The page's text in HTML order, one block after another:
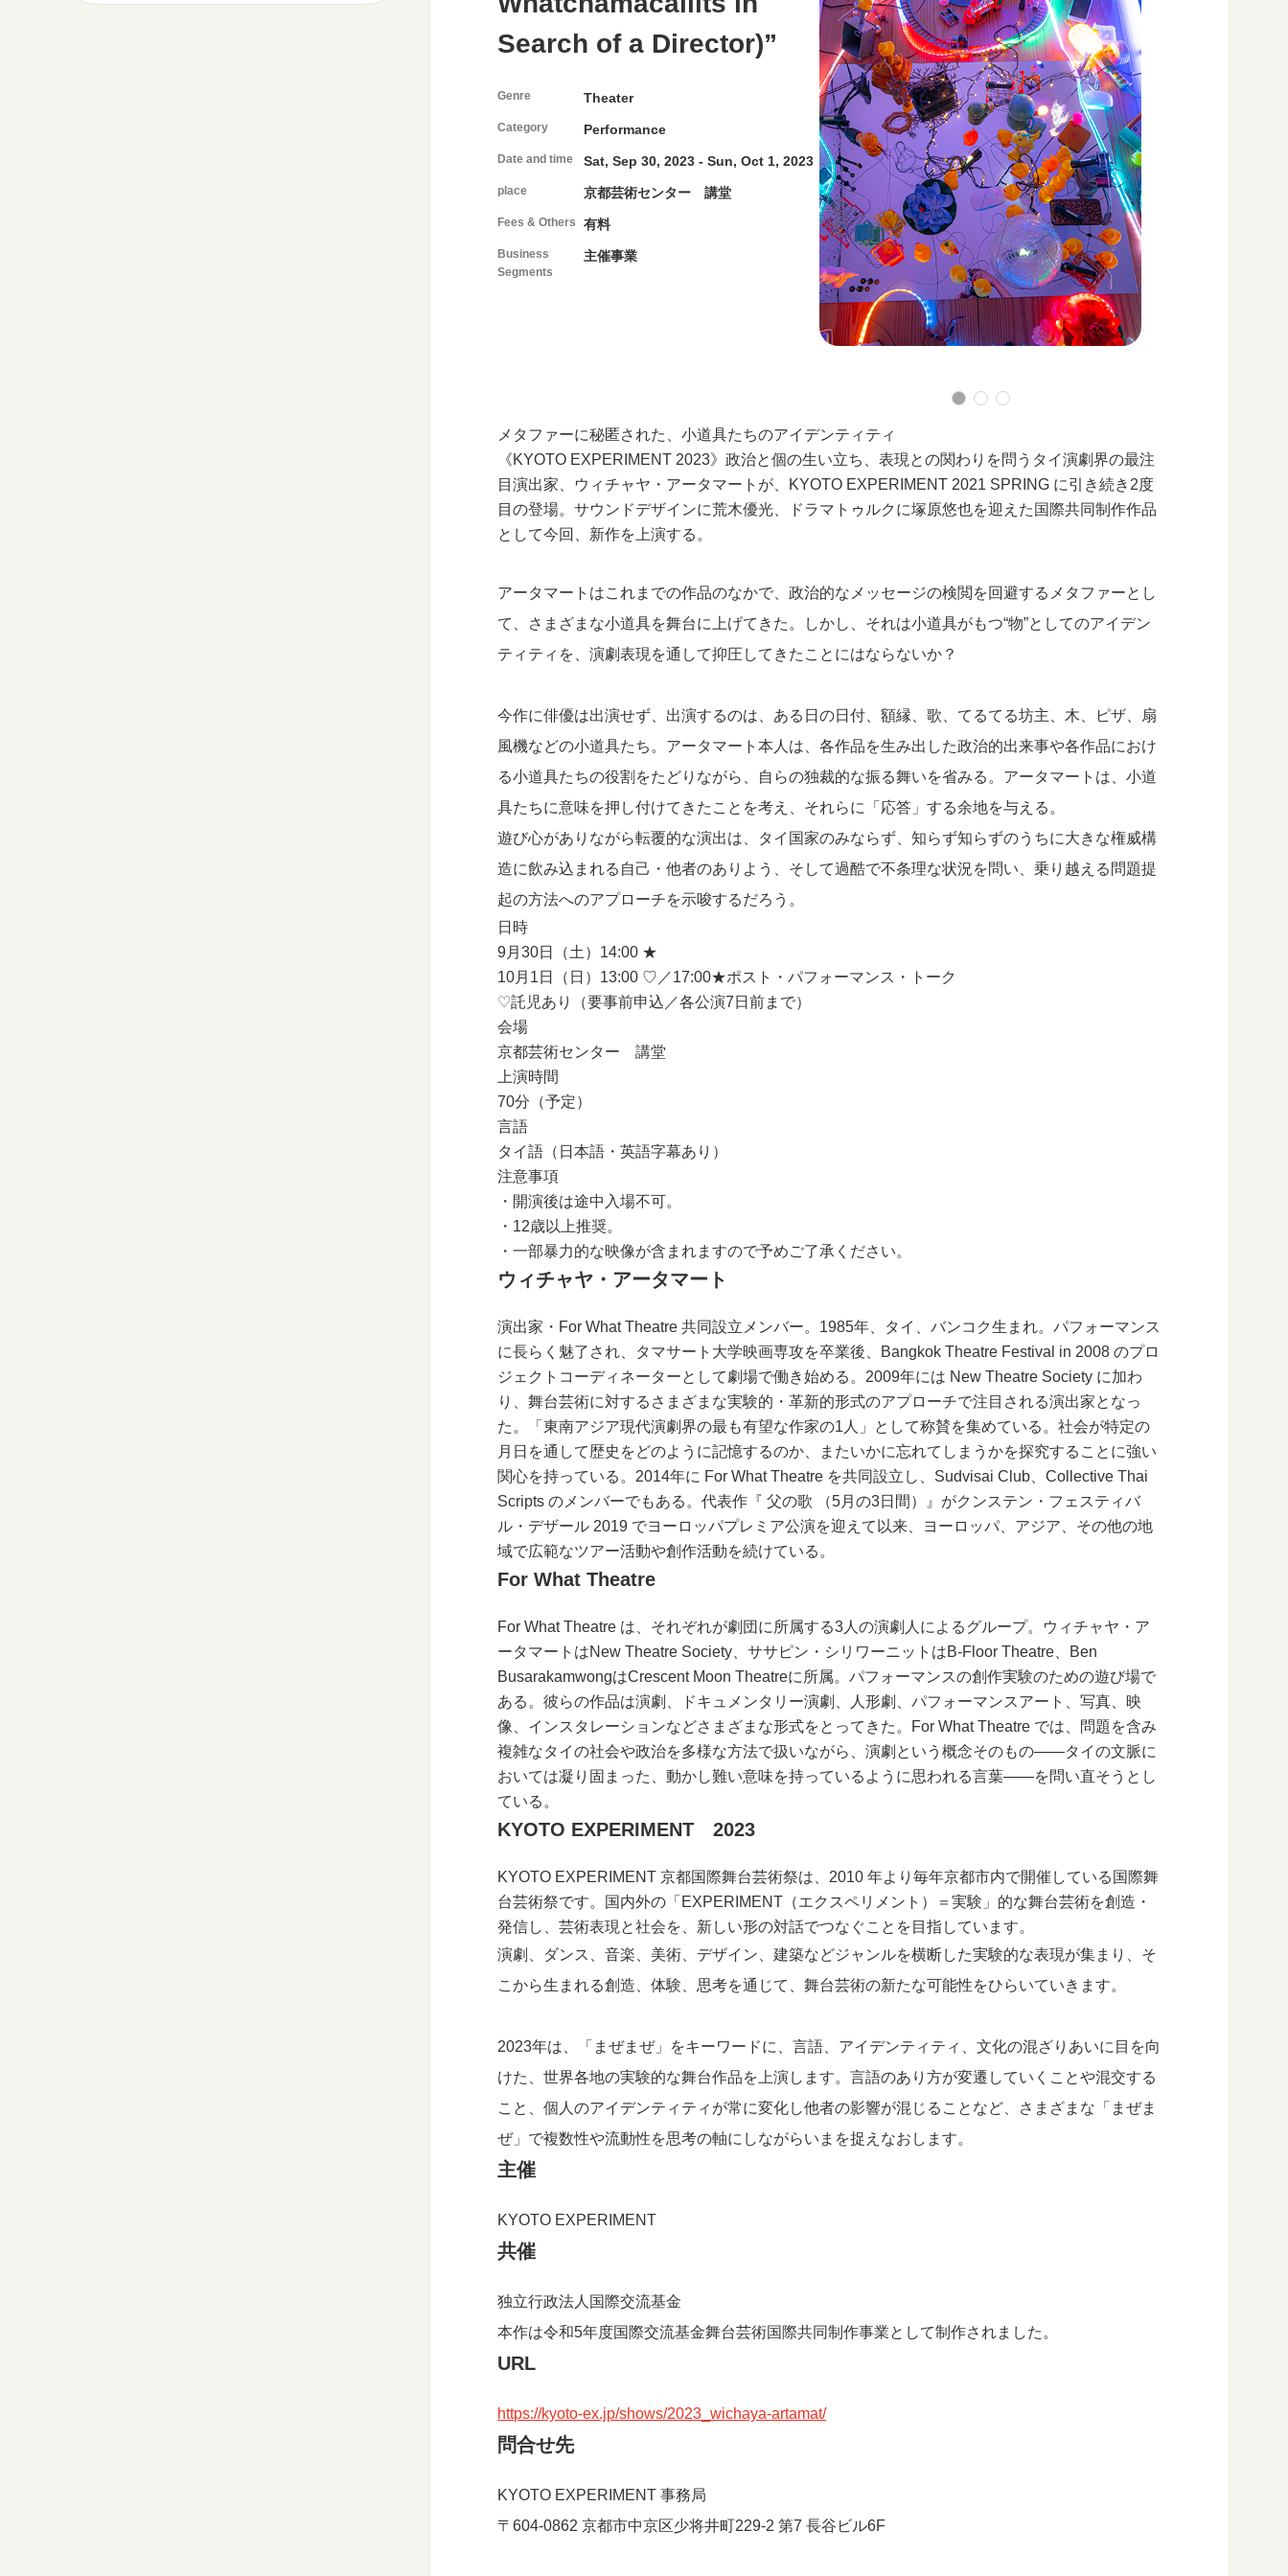
Search of a Director)”
Genre Theater
Category Performance
Date and time Sat, Sep 30, 2023 - Sun, Oct 1, 2023
place 京都芸術センター 講堂
Fees & Others 有料
Business
Segments
主催事業
メタファーに秘匿された、小道具たちのアイデンティティ
《KYOTO EXPERIMENT 2023》政治と個の生い立ち、表現との関わりを問うタイ演劇界の最注
目演出家、ウィチャヤ・アータマートが、KYOTO EXPERIMENT 2021 SPRING に引き続き2度
目の登場。サウンドデザインに荒木優光、ドラマトゥルクに塚原悠也を迎えた国際共同制作作品
として今回、新作を上演する。
アータマートはこれまでの作品のなかで、政治的なメッセージの検閲を回避するメタファーとし
て、さまざまな小道具を舞台に上げてきた。しかし、それは小道具がもつ“物”としてのアイデン
ティティを、演劇表現を通して抑圧してきたことにはならないか？
今作に俳優は出演せず、出演するのは、ある日の日付、額縁、歌、てるてる坊主、木、ピザ、扇
風機などの小道具たち。アータマート本人は、各作品を生み出した政治的出来事や各作品におけ
る小道具たちの役割をたどりながら、自らの独裁的な振る舞いを省みる。アータマートは、小道
具たちに意味を押し付けてきたことを考え、それらに「応答」する余地を与える。
遊び心がありながら転覆的な演出は、タイ国家のみならず、知らず知らずのうちに大きな権威構
造に飲み込まれる自己・他者のありよう、そして過酷で不条理な状況を問い、乗り越える問題提
起の方法へのアプローチを示唆するだろう。
日時
9月30日（土）14:00 ★
10月1日（日）13:00 ♡／17:00★ポスト・パフォーマンス・トーク
♡託児あり（要事前申込／各公演7日前まで）
会場
京都芸術センター 講堂
上演時間
70分（予定）
言語
タイ語（日本語・英語字幕あり）
注意事項
・開演後は途中入場不可。
・12歳以上推奨。
・一部暴力的な映像が含まれますので予めご了承ください。
ウィチャヤ・アータマート
演出家・For What Theatre 共同設立メンバー。1985年、タイ、バンコク生まれ。パフォーマンス
に長らく魅了され、タマサート大学映画専攻を卒業後、Bangkok Theatre Festival in 2008 のプロ
ジェクトコーディネーターとして劇場で働き始める。2009年には New Theatre Society に加わ
り、舞台芸術に対するさまざまな実験的・革新的形式のアプローチで注目される演出家となっ
た。「東南アジア現代演劇界の最も有望な作家の1人」として称賛を集めている。社会が特定の
月日を通して歴史をどのように記憶するのか、またいかに忘れてしまうかを探究することに強い
関心を持っている。2014年に For What Theatre を共同設立し、Sudvisai Club、Collective Thai
Scripts のメンバーでもある。代表作『 父の歌 （5月の3日間）』がクンステン・フェスティバ
ル・デザール 2019 でヨーロッパプレミア公演を迎えて以来、ヨーロッパ、アジア、その他の地
域で広範なツアー活動や創作活動を続けている。
For What Theatre
For What Theatre は、それぞれが劇団に所属する3人の演劇人によるグループ。ウィチャヤ・ア
ータマートはNew Theatre Society、ササピン・シリワーニットはB-Floor Theatre、Ben
BusarakamwongはCrescent Moon Theatreに所属。パフォーマンスの創作実験のための遊び場で
ある。彼らの作品は演劇、ドキュメンタリー演劇、人形劇、パフォーマンスアート、写真、映
像、インスタレーションなどさまざまな形式をとってきた。For What Theatre では、問題を含み
複雑なタイの社会や政治を多様な方法で扱いながら、演劇という概念そのもの——タイの文脈に
おいては凝り固まった、動かし難い意味を持っているように思われる言葉——を問い直そうとし
ている。
KYOTO EXPERIMENT 2023
KYOTO EXPERIMENT 京都国際舞台芸術祭は、2010 年より毎年京都市内で開催している国際舞
台芸術祭です。国内外の「EXPERIMENT（エクスペリメント）＝実験」的な舞台芸術を創造・
発信し、芸術表現と社会を、新しい形の対話でつなぐことを目指しています。
演劇、ダンス、音楽、美術、デザイン、建築などジャンルを横断した実験的な表現が集まり、そ
こから生まれる創造、体験、思考を通じて、舞台芸術の新たな可能性をひらいていきます。
2023年は、「まぜまぜ」をキーワードに、言語、アイデンティティ、文化の混ざりあいに目を向
けた、世界各地の実験的な舞台作品を上演します。言語のあり方が変遷していくことや混交する
こと、個人のアイデンティティが常に変化し他者の影響が混じることなど、さまざまな「まぜま
ぜ」で複数性や流動性を思考の軸にしながらいまを捉えなおします。
主催
KYOTO EXPERIMENT
共催
独立行政法人国際交流基金
本作は令和5年度国際交流基金舞台芸術国際共同制作事業として制作されました。
URL
https://kyoto-ex.jp/shows/2023_wichaya-artamat/
問合せ先
KYOTO EXPERIMENT 事務局
〒604-0862 京都市中京区少将井町229-2 第7 長谷ビル6F